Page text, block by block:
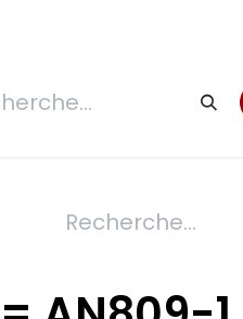
Réfection